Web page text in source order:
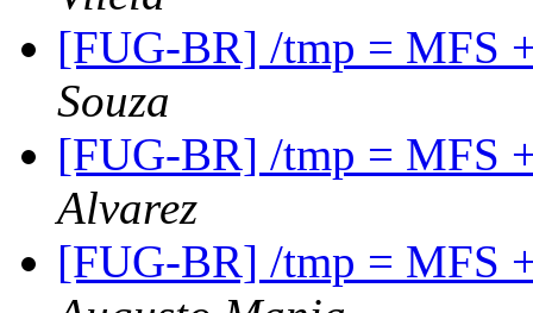
[FUG-BR] /tmp = MFS
Souza
[FUG-BR] /tmp = MFS
Alvarez
[FUG-BR] /tmp = MFS